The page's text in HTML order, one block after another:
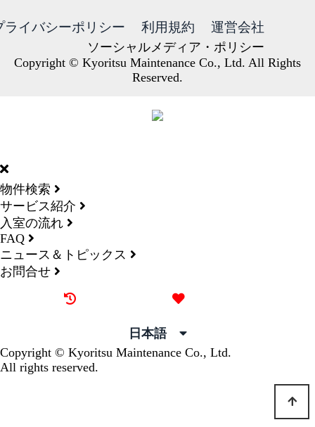
ライバシーポリシー 利用規約 運営会社
ソーシャルメディア・ポリシー
Copyright © Kyoritsu Maintenance Co., Ltd. All Rights
Reserved.
物件検索
サービス紹介
入室の流れ
FAQ
ニュース＆トピックス
お問合せ
日本語
Copyright © Kyoritsu Maintenance Co., Ltd.
All rights reserved.